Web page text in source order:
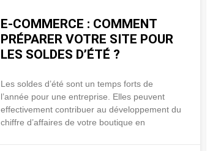
E-COMMERCE : COMMENT
PRÉPARER VOTRE SITE POUR
LES SOLDES D’ÉTÉ ?
Les soldes d’été sont un temps forts de
l’année pour une entreprise. Elles peuvent
effectivement contribuer au développement du
chiffre d’affaires de votre boutique en